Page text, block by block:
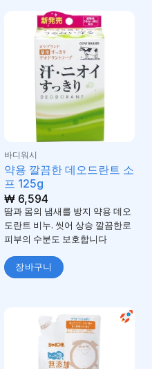
바디워시
약용 깔끔한 데오드란트 소
프 125g
₩6,594
땀과 몸의 냄새를 방지 약용 데오
도란트 비누. 씻어 상승 깔끔한로
피부의 수분도 보호합니다
장바구니